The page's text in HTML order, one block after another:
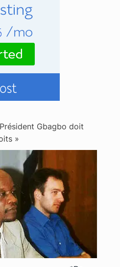
Gbagbo doit
»